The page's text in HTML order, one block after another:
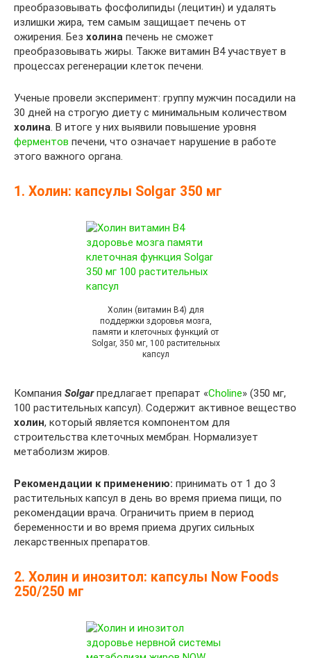
преобразовывать фосфолипиды (лецитин) и удалять
излишки жира, тем самым защищает печень от
ожирения. Без холина печень не сможет
преобразовывать жиры. Также витамин В4 участвует в
процессах регенерации клеток печени.
Ученые провели эксперимент: группу мужчин посадили на
30 дней на строгую диету с минимальным количеством
холина . В итоге у них выявили повышение уровня
ферментов печени, что означает нарушение в работе
этого важного органа.
1. Холин: капсулы Solgar 350 мг
Холин (витамин B4) для
поддержки здоровья мозга,
памяти и клеточных функций от
Solgar, 350 мг, 100 растительных
капсул
Компания Solgarпредлагает препарат «Choline» (350 мг,
100 растительных капсул). Содержит активное вещество
холин, который является компонентом для
строительства клеточных мембран. Нормализует
метаболизм жиров.
Рекомендации к применению: принимать от 1 до 3
растительных капсул в день во время приема пищи, по
рекомендации врача. Ограничить прием в период
беременности и во время приема других сильных
лекарственных препаратов.
2. Холин и инозитол: капсулы Now Foods
250/250 мг